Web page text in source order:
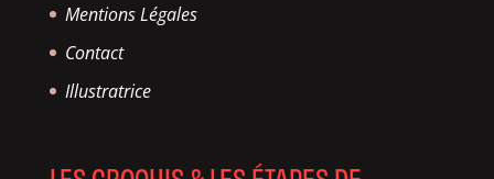
Mentions Légales
Contact
Illustratrice